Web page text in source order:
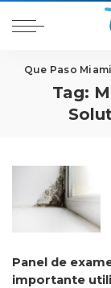
Que Paso Miami
Tag:
Panel de
importante